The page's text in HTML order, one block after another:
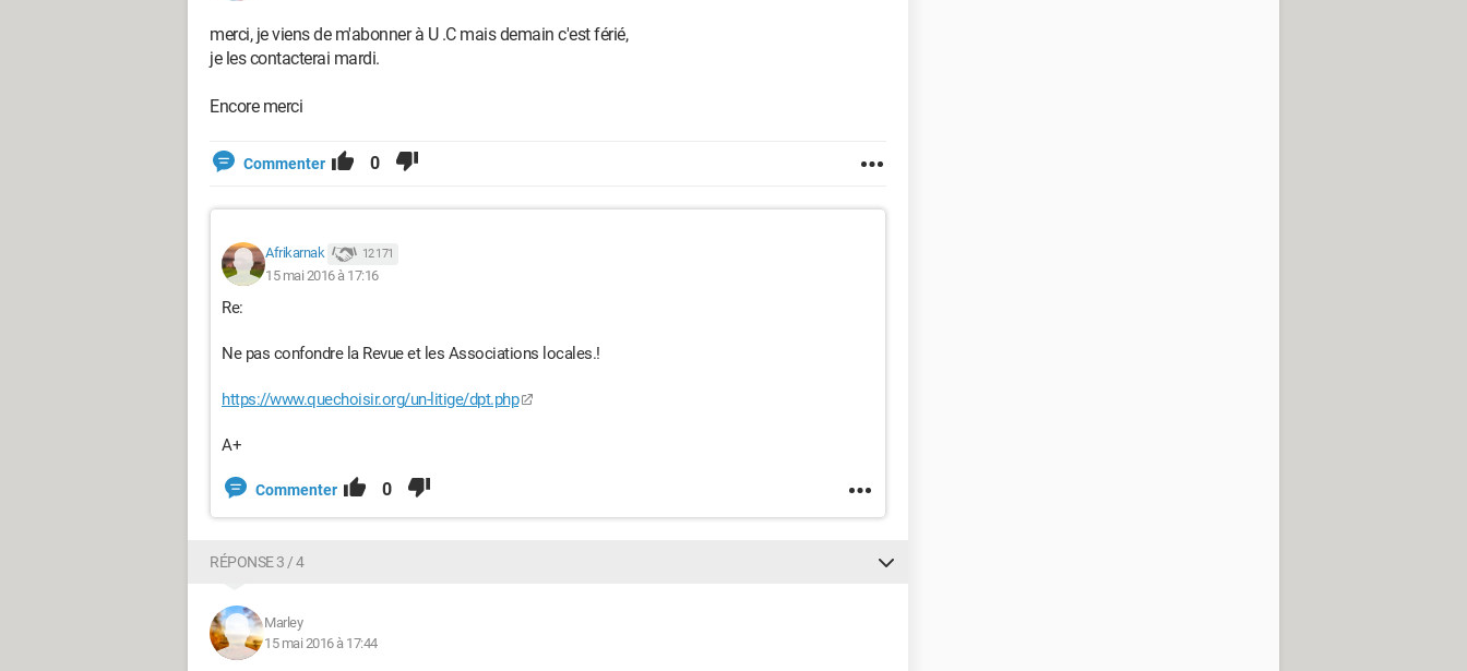
merci, je viens de m'abonner à U .C mais demain c'est férié,
je les contacterai mardi.
Encore merci
Commenter 0
Afrikarnak 12 171
15 mai 2016 à 17:16
Re:
Ne pas confondre la Revue et les Associations locales.!
https://www.quechoisir.org/un-litige/dpt.php
A+
Commenter 0
RÉPONSE 3 / 4
Marley
15 mai 2016 à 17:44